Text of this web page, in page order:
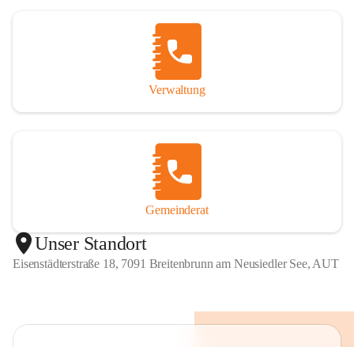
Verwaltung
Gemeinderat
Unser Standort
Eisenstädterstraße 18, 7091 Breitenbrunn am Neusiedler See, AUT